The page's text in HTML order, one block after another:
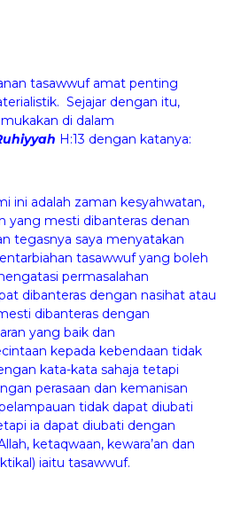
tasawwuf amat penting
Sejajar dengan itu,
di dalam
H:13 dengan katanya:
ini adalah zaman kesyahwatan,
yang mesti dibanteras denan
tegasnya saya menyatakan
tasawwuf yang boleh
permasalahan
dibanteras dengan nasihat atau
dibanteras dengan
yang baik dan
kepada kebendaan tidak
kata-kata sahaja tetapi
perasaan dan kemanisan
tidak dapat diubati
ia dapat diubati dengan
ketaqwaan, kewara’an dan
iaitu tasawwuf.